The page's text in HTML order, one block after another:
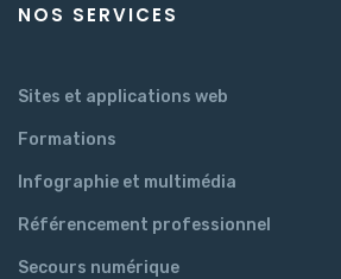
NOS SERVICES
Sites et applications web
Formations
Infographie et multimédia
Référencement professionnel
Secours numérique